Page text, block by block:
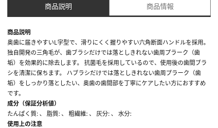
商品説明 商品情報
商品説明
奥歯に届きやすいL字型で、滑りにくく握りやすい六角断面ハンドルを採用。
独自開発の三角毛が、歯ブラシだけでは落としきれない歯周プラーク（歯
垢）を効果的に除去します。 抗菌毛を採用しているので、使用後の歯間ブラ
シを清潔に保ちます。 ハブラシだけでは落としきれない歯周プラーク（歯
垢）をしっかり落としたい、奥歯の歯間部を丁寧にケアしたい方におすすめ
です。
成分（保証分析値）
たんぱく質: 、 脂質: 、 粗繊維: 、 灰分: 、 水分:
使用上の注意